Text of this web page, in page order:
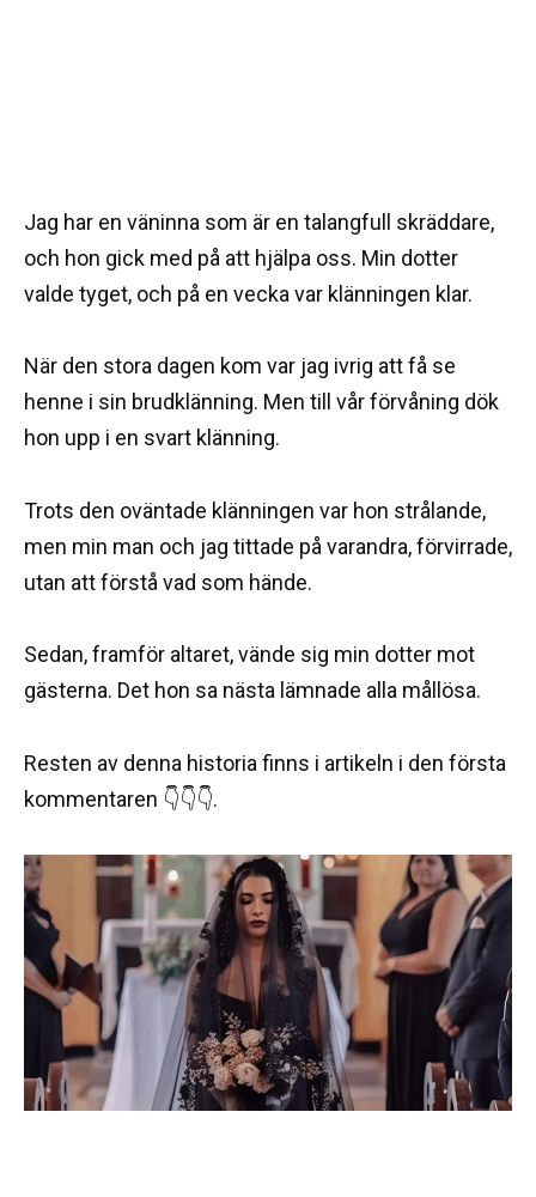
Jag har en väninna som är en talangfull skräddare,
och hon gick med på att hjälpa oss. Min dotter
valde tyget, och på en vecka var klänningen klar.
När den stora dagen kom var jag ivrig att få se
henne i sin brudklänning. Men till vår förvåning dök
hon upp i en svart klänning.
Trots den oväntade klänningen var hon strålande,
men min man och jag tittade på varandra, förvirrade,
utan att förstå vad som hände.
Sedan, framför altaret, vände sig min dotter mot
gästerna. Det hon sa nästa lämnade alla mållösa.
Resten av denna historia finns i artikeln i den första
kommentaren 👇👇👇.